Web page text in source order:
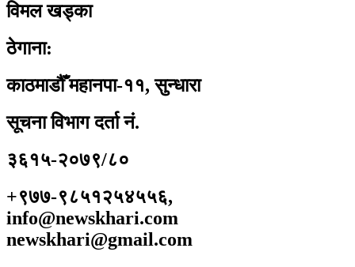
विमल खड्का
ठेगाना:
काठमाडौँ महानपा-११, सुन्धारा
सूचना विभाग दर्ता नं.
३६१५-२०७९/८०
+९७७-९८५१२५४५५६,
info@newskhari.com
newskhari@gmail.com